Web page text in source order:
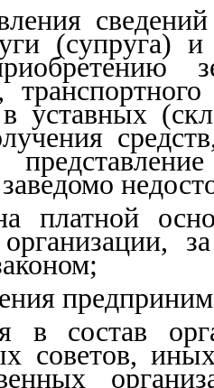
(супруга)
уставных
платной
в состав
советов,